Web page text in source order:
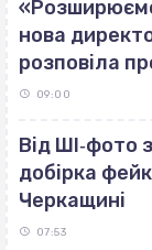
«Розширюємо
нова
розповіла
09:00
Від ШІ‐фото
добірка
Черкащині
07:53